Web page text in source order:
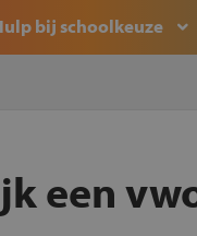
bij schoolkeuze
een